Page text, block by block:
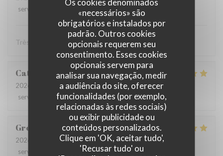
«necessários» são
obrigatórios e instalados por
padrão. Outros cookies
opcionais requerem seu
consentimento. Esses cookies
opcionais servem para
analisar sua navegação, medir
a audiência do site, oferecer
funcionalidades (por exemplo,
relacionadas às redes sociais)
ou exibir publicidade ou
conteúdos personalizados.
Clique em 'OK, aceitar tudo',
'Recusar tudo' ou
service
menu: quality_price
Très bonne cuisine ! Très bon accueil !
CatherineD
2026-08-02
- 19:30 - guests 4
service
ambience: 5/5 menu : 5/5 quality_price
Grégory
2026-08-02
- 12:30 - guests 2
service
ambience:5/5 menu: 5/5 quality_price